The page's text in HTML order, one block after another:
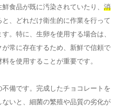
食品が既に汚染されていたり、 消
と、どれだけ衛生的に作業を行って
。特に、生卵を使用する場合は、
常に存在するため、新鮮で信頼で
を使用することが重要です。
備です。完成したチョコレートを
いと、細菌の繁殖や品質の劣化が